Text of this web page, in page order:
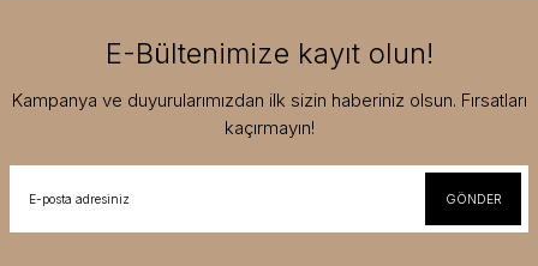
E-Bültenimize kayıt olun!
Kampanya ve duyurularımızdan ilk sizin haberiniz olsun. Fırsatları
kaçırmayın!
GÖNDER